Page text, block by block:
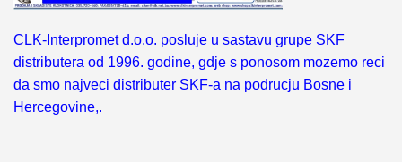
CLK-Interpromet d.o.o. posluje u sastavu grupe SKF
distributera od 1996. godine, gdje s ponosom mozemo reci
da smo najveci distributer SKF-a na podrucju Bosne i
Hercegovine,.